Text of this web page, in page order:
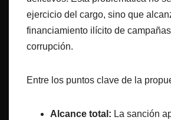
ejercicio del cargo, sino que
financiamiento ilícito de
corrupción.
Entre los puntos clave de la
Alcance total: La sanción